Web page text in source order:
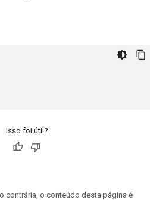
Isso foi útil?
contrária, o conteúdo desta página é